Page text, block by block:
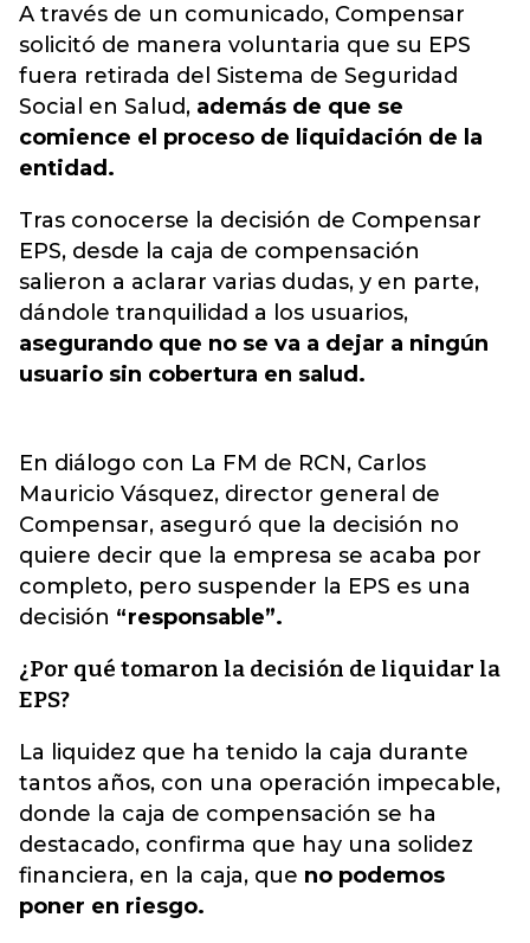
A través de un comunicado, Compensar
solicitó de manera voluntaria que su EPS
fuera retirada del Sistema de Seguridad
Social en Salud, además de que se
comience el proceso de liquidación de la
entidad.
Tras conocerse la decisión de Compensar
EPS, desde la caja de compensación
salieron a aclarar varias dudas, y en parte,
dándole tranquilidad a los usuarios,
asegurando que no se va a dejar a ningún
usuario sin cobertura en salud.
En diálogo con La FM de RCN, Carlos
Mauricio Vásquez, director general de
Compensar, aseguró que la decisión no
quiere decir que la empresa se acaba por
completo, pero suspender la EPS es una
decisión “responsable”.
¿Por qué tomaron la decisión de liquidar la
EPS?
La liquidez que ha tenido la caja durante
tantos años, con una operación impecable,
donde la caja de compensación se ha
destacado, confirma que hay una solidez
financiera, en la caja, que no podemos
poner en riesgo.